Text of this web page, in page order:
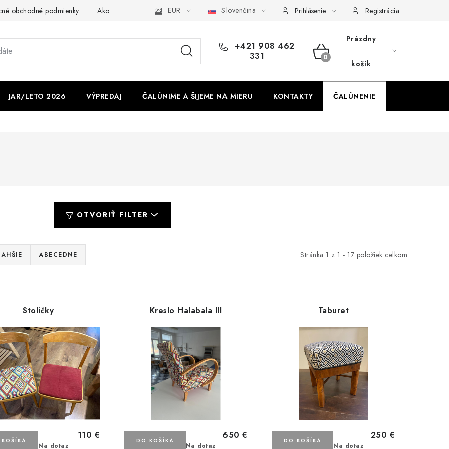
obchodné podmienky Ako využíváme cookies Ochrana osobných údajov Odstúpenie od zmluvy
EUR Slovenčina Prihlásenie Registrácia
+421 908 462
331
NÁKUPNÝ
Prázdny
košík
JAR/LETO 2026 VÝPREDAJ ČALÚNIME A ŠIJEME NA MIERU KONTAKTY ČALÚNENIE
OTVORIŤ FILTER
Stránka 1 z 1 - 17 položiek celkom
ABECEDNE
Stoličky
Na dotaz
110 €
Kreslo Halabala III
Na dotaz
650 €
DO KOŠÍKA
Taburet
Na dotaz
250 €
DO KOŠÍKA